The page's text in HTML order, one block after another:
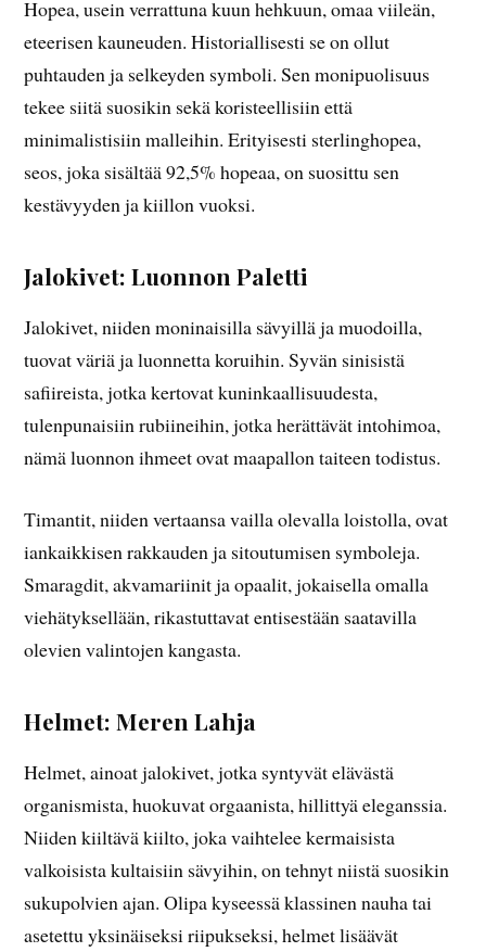
Hopea, usein verrattuna kuun hehkuun, omaa viileän,
eteerisen kauneuden. Historiallisesti se on ollut
puhtauden ja selkeyden symboli. Sen monipuolisuus
tekee siitä suosikin sekä koristeellisiin että
minimalistisiin malleihin. Erityisesti sterlinghopea,
seos, joka sisältää 92,5% hopeaa, on suosittu sen
kestävyyden ja kiillon vuoksi.
Jalokivet: Luonnon Paletti
Jalokivet, niiden moninaisilla sävyillä ja muodoilla,
tuovat väriä ja luonnetta koruihin. Syvän sinisistä
safiireista, jotka kertovat kuninkaallisuudesta,
tulenpunaisiin rubiineihin, jotka herättävät intohimoa,
nämä luonnon ihmeet ovat maapallon taiteen todistus.
Timantit, niiden vertaansa vailla olevalla loistolla, ovat
iankaikkisen rakkauden ja sitoutumisen symboleja.
Smaragdit, akvamariinit ja opaalit, jokaisella omalla
viehätyksellään, rikastuttavat entisestään saatavilla
olevien valintojen kangasta.
Helmet: Meren Lahja
Helmet, ainoat jalokivet, jotka syntyvät elävästä
organismista, huokuvat orgaanista, hillittyä eleganssia.
Niiden kiiltävä kiilto, joka vaihtelee kermaisista
valkoisista kultaisiin sävyihin, on tehnyt niistä suosikin
sukupolvien ajan. Olipa kyseessä klassinen nauha tai
asetettu yksinäiseksi riipukseksi, helmet lisäävät